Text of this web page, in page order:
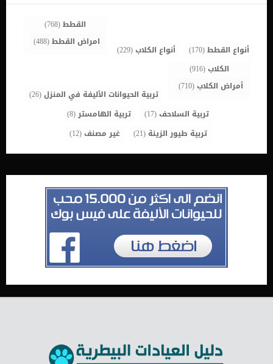
أنواع القطط(170) أنواع الكلاب(229)
القطط(768)
امراض القطط(488)
الكلاب(916)
أمراض الكلاب(710)
تربية الحيوانات الأليفة في المنزل(26)
تربية السلاحف(17) تربية الهامستر(8)
تربية طيور الزينة (21) غير مصنف(12)